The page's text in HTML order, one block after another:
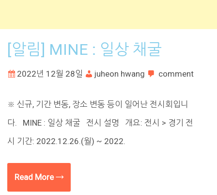
[알림] MINE : 일상 채굴
2022년 12월 28일 juheon hwang comment
※ 신규, 기간 변동, 장소 변동 등이 일어난 전시회입니
다. MINE : 일상 채굴 전시 설명 개요: 전시 > 경기 전
시 기간: 2022.12.26.(월) ~ 2022.
Read More →